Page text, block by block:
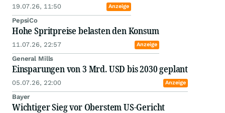
19.07.26, 11:50 Anzeige
PepsiCo
Hohe Spritpreise belasten den Konsum
11.07.26, 22:57 Anzeige
General Mills
Einsparungen von 3 Mrd. USD bis 2030 geplant
05.07.26, 22:00 Anzeige
Bayer
Wichtiger Sieg vor Oberstem US-Gericht